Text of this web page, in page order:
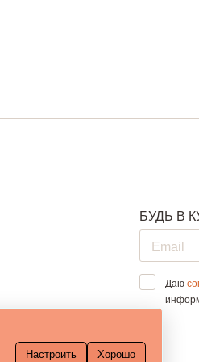
БУДЬ В
Даю
Настроить Хорошо